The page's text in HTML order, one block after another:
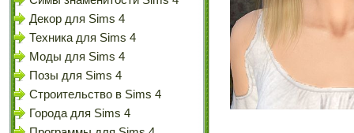
Декор для Sims 4
Техника для Sims 4
Моды для Sims 4
Позы для Sims 4
Строительство в Sims 4
Города для Sims 4